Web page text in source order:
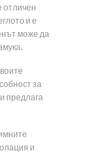
отличен
и е
може да
за
предлага
и